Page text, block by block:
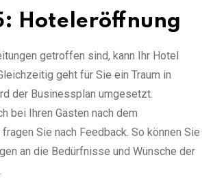
Hoteleröffnung
getroffen sind, kann Ihr Hotel
geht für Sie ein Traum in
der Businessplan umgesetzt.
bei Ihren Gästen nach dem
Sie nach Feedback. So können Sie
an die Bedürfnisse und Wünsche der